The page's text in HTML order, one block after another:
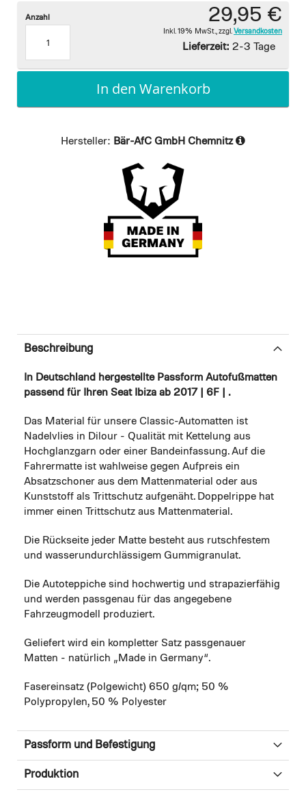
29,95 €
Inkl. 19% MwSt. zzgl. Versandkosten
Lieferzeit: 2-3 Tage
Anzahl
In den Warenkorb
Hersteller: Bär-AfC GmbH Chemnitz
Beschreibung
In Deutschland hergestellte Passform Autofußmatten
passend für Ihren Seat Ibiza ab 2017 | 6F | .
Das Material für unsere Classic-Automatten ist
Nadelvlies in Dilour - Qualität mit Kettelung aus
Hochglanzgarn oder einer Bandeinfassung. Auf die
Fahrermatte ist wahlweise gegen Aufpreis ein
Absatzschoner aus dem Mattenmaterial oder aus
Kunststoff als Trittschutz aufgenäht. Doppelrippe hat
immer einen Trittschutz aus Mattenmaterial.
Die Rückseite jeder Matte besteht aus rutschfestem
und wasserundurchlässigem Gummigranulat.
Die Autoteppiche sind hochwertig und strapazierfähig
und werden passgenau für das angegebene
Fahrzeugmodell produziert.
Geliefert wird ein kompletter Satz passgenauer
Matten - natürlich „Made in Germany“.
Fasereinsatz (Polgewicht) 650 g/qm; 50 %
Polypropylen, 50 % Polyester
Passform und Befestigung
Produktion